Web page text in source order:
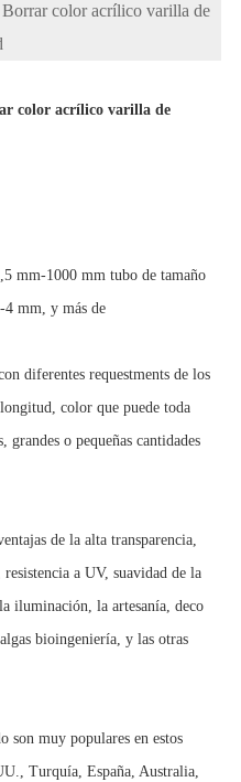
color acrílico varilla de
color acrílico varilla de
mm-1000 mm tubo de tamaño
mm, y más de
diferentes requestments de los
color que puede toda
grandes o pequeñas cantidades
de la alta transparencia,
a UV, suavidad de la
iluminación, la artesanía, deco
bioingeniería, y las otras
son muy populares en estos
Turquía, España, Australia,